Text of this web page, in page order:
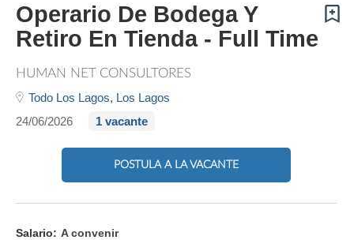
Operario De Bodega Y
Retiro En Tienda - Full Time
HUMAN NET CONSULTORES
Todo Los Lagos, Los Lagos
24/06/2026
1 vacante
POSTULA A LA VACANTE
Salario: A convenir